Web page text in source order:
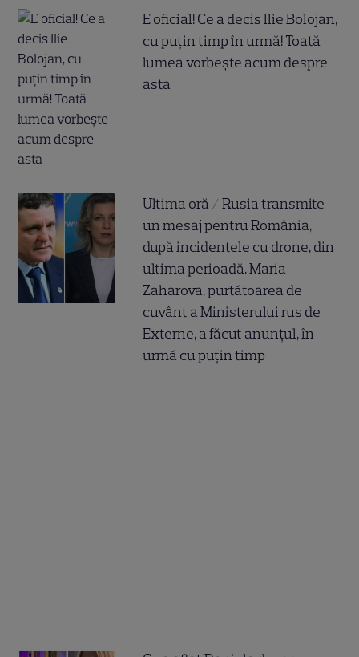
E oficial! Ce a decis Ilie Bolojan,
cu puțin timp în urmă! Toată
lumea vorbește acum despre
asta
Ultima oră / Rusia transmite
un mesaj pentru România,
după incidentele cu drone, din
ultima perioadă. Maria
Zaharova, purtătoarea de
cuvânt a Ministerului rus de
Externe, a făcut anunțul, în
urmă cu puțin timp